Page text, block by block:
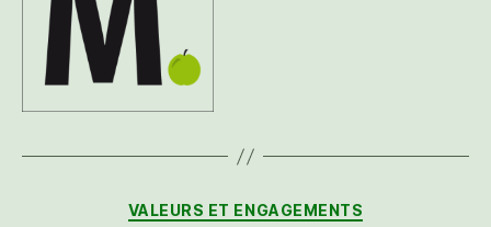
Catégories
VALEURS ET ENGAGEMENTS